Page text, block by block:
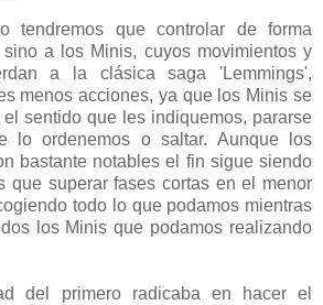
tendremos que controlar de forma
a los Minis, cuyos movimientos y
a la clásica saga 'Lemmings',
menos acciones, ya que los Minis se
el sentido que les indiquemos, pararse
lo ordenemos o saltar. Aunque los
bastante notables el fin sigue siendo
que superar fases cortas en el menor
todo lo que podamos mientras
los Minis que podamos realizando
del primero radicaba en hacer el